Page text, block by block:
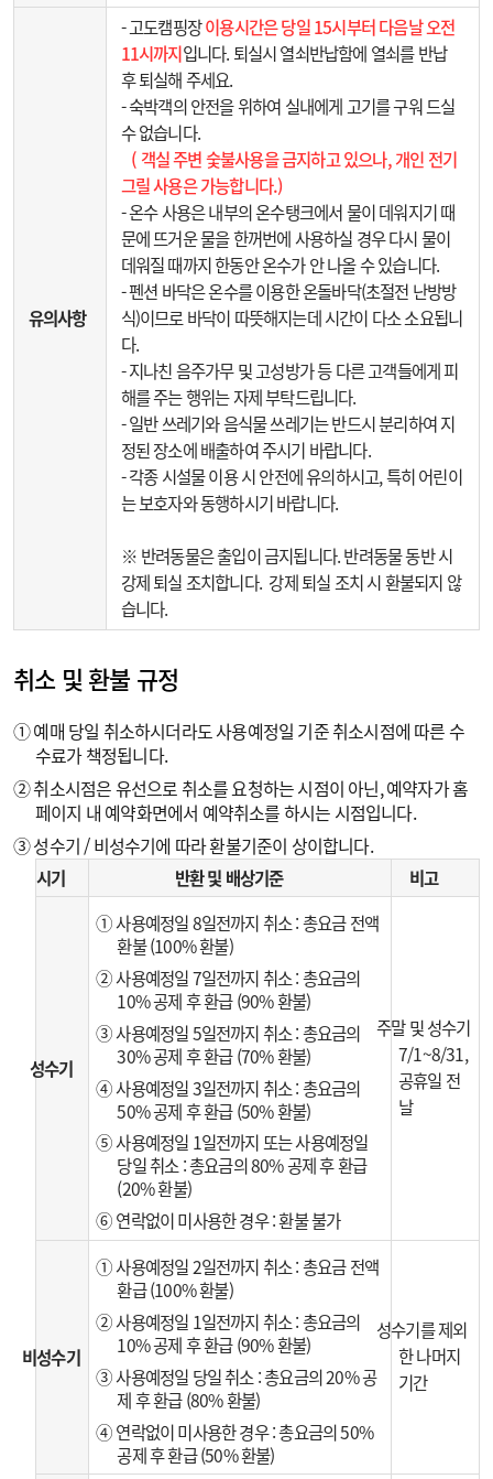
유의사항
- 고도캠핑장이용시간은 당일 15시부터 다음날 오전
11시까지입니다. 퇴실시 열쇠반납함에 열쇠를 반납
후 퇴실해 주세요.
- 숙박객의 안전을 위하여 실내에게 고기를 구워 드실
수 없습니다.
( 객실 주변 숯불사용을 금지하고 있으나, 개인 전기
그릴 사용은 가능합니다.)
- 온수 사용은 내부의 온수탱크에서 물이 데워지기 때
문에 뜨거운 물을 한꺼번에 사용하실 경우 다시 물이
데워질 때까지 한동안 온수가 안 나올 수 있습니다.
- 펜션 바닥은 온수를 이용한 온돌바닥(초절전 난방방
식)이므로 바닥이 따뜻해지는데 시간이 다소 소요됩니
다.
- 지나친 음주가무 및 고성방가 등 다른 고객들에게 피
해를 주는 행위는 자제 부탁드립니다.
- 일반 쓰레기와 음식물 쓰레기는 반드시 분리하여 지
정된 장소에 배출하여 주시기 바랍니다.
- 각종 시설물 이용 시 안전에 유의하시고, 특히 어린이
는 보호자와 동행하시기 바랍니다.
※ 반려동물은 출입이 금지됩니다. 반려동물 동반 시
강제 퇴실 조치합니다. 강제 퇴실 조치 시 환불되지 않
습니다.
취소 및 환불 규정
① 예매 당일 취소하시더라도 사용예정일 기준 취소시점에 따른 수
수료가 책정됩니다.
② 취소시점은 유선으로 취소를 요청하는 시점이 아닌, 예약자가 홈
페이지 내 예약화면에서 예약취소를 하시는 시점입니다.
③ 성수기 / 비성수기에 따라 환불기준이 상이합니다.
시기 반환 및 배상기준 비고
성수기
① 사용예정일 8일전까지 취소 : 총요금 전액
환불 (100% 환불)
② 사용예정일 7일전까지 취소 : 총요금의
10% 공제 후 환급 (90% 환불)
③ 사용예정일 5일전까지 취소 : 총요금의
30% 공제 후 환급 (70% 환불)
④ 사용예정일 3일전까지 취소 : 총요금의
50% 공제 후 환급 (50% 환불)
⑤ 사용예정일 1일전까지 또는 사용예정일
당일 취소 : 총요금의 80% 공제 후 환급
(20% 환불)
⑥ 연락없이 미사용한 경우 : 환불 불가
주말 및 성수기
7/1~8/31,
공휴일 전
날
비성수기
① 사용예정일 2일전까지 취소 : 총요금 전액
환급 (100% 환불)
② 사용예정일 1일전까지 취소 : 총요금의
10% 공제 후 환급 (90% 환불)
③ 사용예정일 당일 취소 : 총요금의 20% 공
제 후 환급 (80% 환불)
④ 연락없이 미사용한 경우 : 총요금의 50%
공제 후 환급 (50% 환불)
성수기를 제외
한 나머지
기간